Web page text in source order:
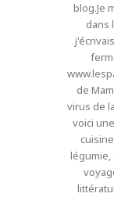
blog.Je
dans
de
virus de
voici
légumie,